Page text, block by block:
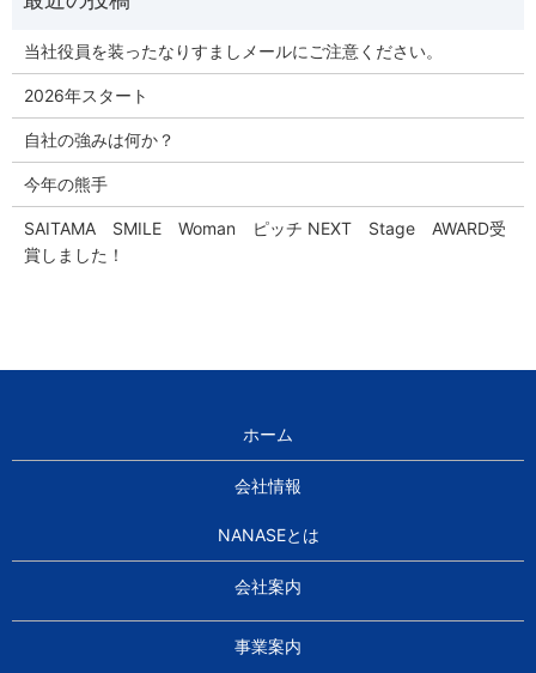
当社役員を装ったなりすましメールにご注意ください。
2026年スタート
自社の強みは何か？
今年の熊手
SAITAMA SMILE Woman ピッチ NEXT Stage AWARD受
賞しました！
ホーム
会社情報
NANASEとは
会社案内
事業案内